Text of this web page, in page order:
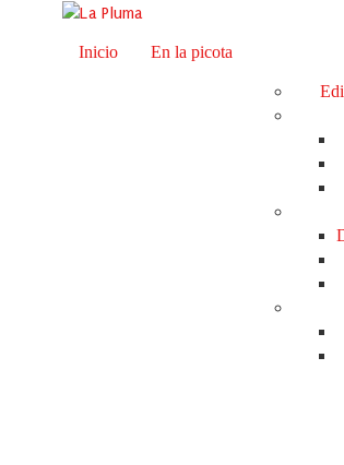
Inicio En la picota